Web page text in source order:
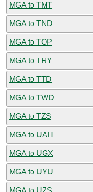
MGA to TMT
MGA to TND
MGA to TOP
MGA to TRY
MGA to TTD
MGA to TWD
MGA to TZS
MGA to UAH
MGA to UGX
MGA to UYU
MGA to UZS